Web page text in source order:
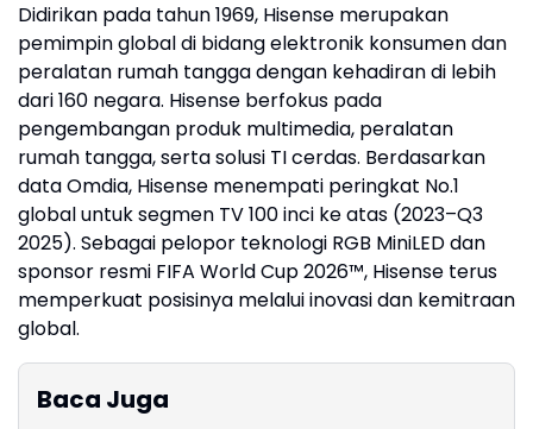
Didirikan pada tahun 1969, Hisense merupakan
pemimpin global di bidang elektronik konsumen dan
peralatan rumah tangga dengan kehadiran di lebih
dari 160 negara. Hisense berfokus pada
pengembangan produk multimedia, peralatan
rumah tangga, serta solusi TI cerdas. Berdasarkan
data Omdia, Hisense menempati peringkat No.1
global untuk segmen TV 100 inci ke atas (2023–Q3
2025). Sebagai pelopor teknologi RGB MiniLED dan
sponsor resmi FIFA World Cup 2026™, Hisense terus
memperkuat posisinya melalui inovasi dan kemitraan
global.
Baca Juga